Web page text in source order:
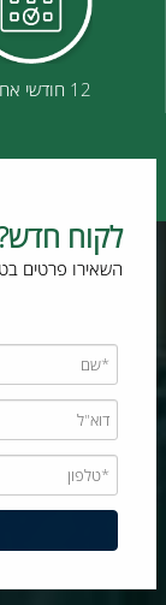
12 חודשי אחריות
לקוח
השאירו פרטים